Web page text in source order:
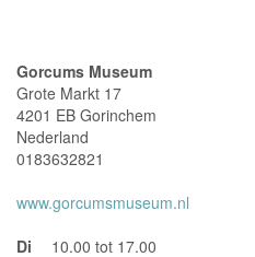
Gorcums Museum
Grote Markt 17
4201 EB Gorinchem
Nederland
0183632821
www.gorcumsmuseum.nl
Di
10.00 tot 17.00